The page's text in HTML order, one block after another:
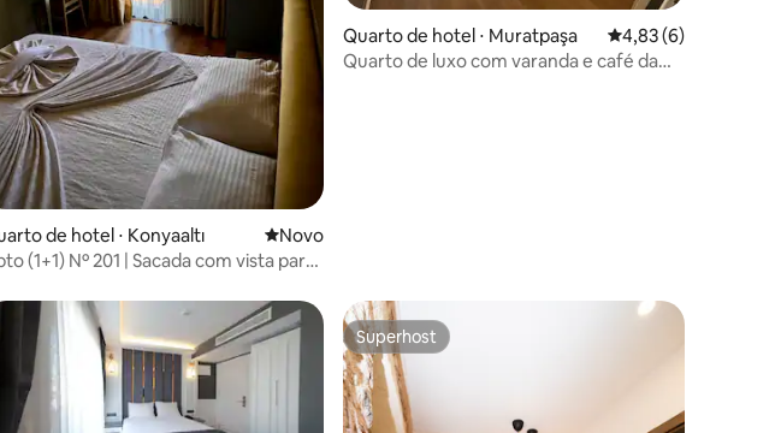
média de 5, 59 avaliações
de hotel ⋅ Konyaaltı Novo lugar para ficar
Novo
(1+1) Nº 201 | Sacada com vista para
Quarto de hotel ⋅ Muratpaşa 4,83 de uma
4,83 (6)
Quarto de luxo com varanda e café da
Superhost
Superhost